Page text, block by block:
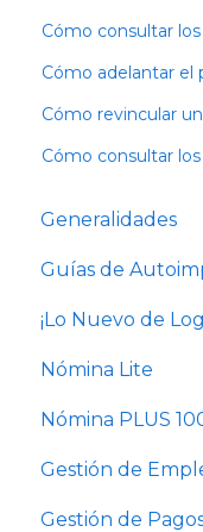
Cómo consultar
Cómo adelantar el
Cómo revincular
Cómo consultar
Generalidades
Guías de
Plan Nómina
¡Lo Nuevo de
Nómina Lite
Nómina PLUS
Gestión de
Gestión de